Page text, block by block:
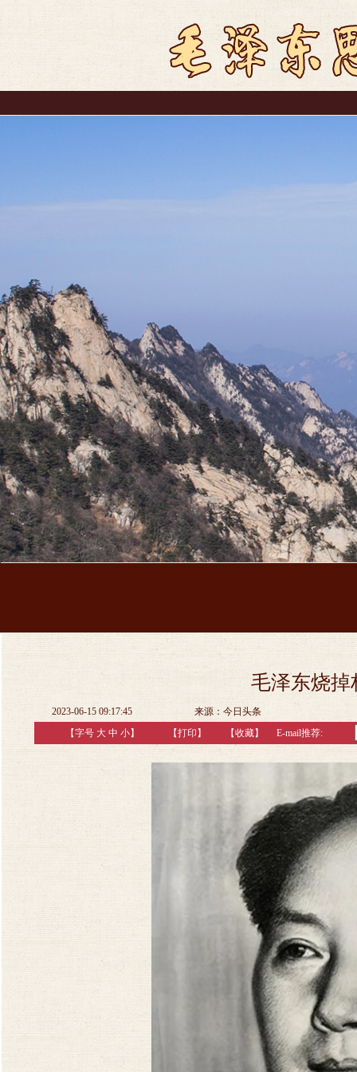
毛泽东烧掉
2023-06-15 09:17:45
来源：今日头条
【字号 大 中 小】 【打印 】 【收藏】 E-mail推荐: